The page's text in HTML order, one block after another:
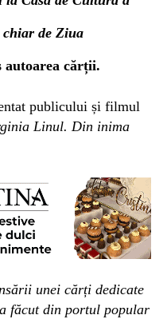
de Ziua
autoarea cărții.
publicului și filmul
Linul. Din inima
unei cărți dedicate
făcut din portul popular